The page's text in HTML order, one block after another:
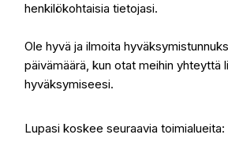
henkilökohtaisia tietojasi.
Ole hyvä ja ilmoita
päivämäärä, kun otat meihin yhteyttä
hyväksymiseesi.
Lupasi koskee seuraavia